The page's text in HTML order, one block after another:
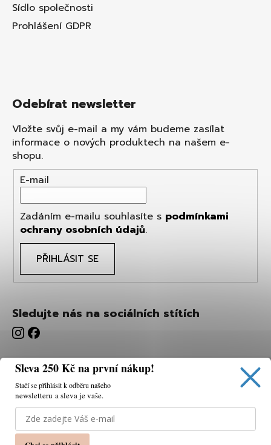
Používáme cookies, abychom vám umožnili pohodlné
prohlížení webu a díky analýze webu neustále zlepšovat
jeho funkce, výkon a použitelnost.
Sídlo společnosti
Prohlášení GDPR
Odebírat newsletter
Vložte svůj e-mail a my vám budeme zasílat
informace o nových produktech na našem e-
shopu.
E-mail
Zadáním e-mailu souhlasíte s podmínkami
ochrany osobních údajů.
PŘIHLÁSIT SE
Sledujte nás na sociálních stítích
Sleva 250 Kč na první nákup!
Stačí se přihlásit k odběru našeho
newsletteru a sleva je vaše.